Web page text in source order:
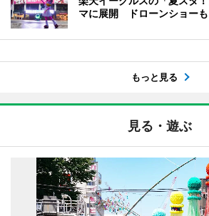
マに展開 ドローンショーも
もっと見る
見る・遊ぶ